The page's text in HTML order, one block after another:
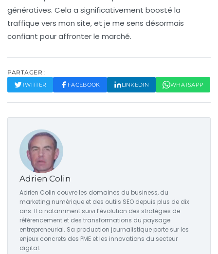
génératives. Cela a significativement boosté la
traffique vers mon site, et je me sens désormais
confiant pour affronter le marché.
PARTAGER :
TWITTER FACEBOOK LINKEDIN WHATSAPP
Adrien Colin
Adrien Colin couvre les domaines du business, du
marketing numérique et des outils SEO depuis plus de dix
ans. Il a notamment suivi l’évolution des stratégies de
référencement et des transformations du paysage
entrepreneurial. Sa production journalistique porte sur les
enjeux concrets des PME et les innovations du secteur
digital.